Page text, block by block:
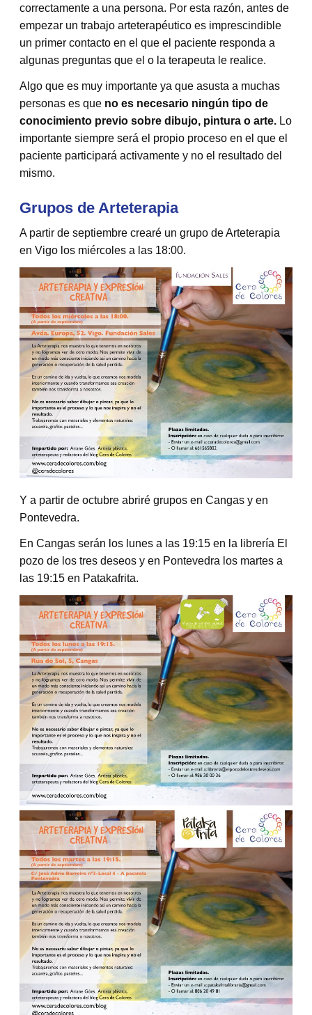
correctamente a una persona. Por esta razón, antes de
empezar un trabajo arteterapéutico es imprescindible
un primer contacto en el que el paciente responda a
algunas preguntas que el o la terapeuta le realice.
Algo que es muy importante ya que asusta a muchas
personas es que no es necesario ningún tipo de
conocimiento previo sobre dibujo, pintura o arte. Lo
importante siempre será el propio proceso en el que el
paciente participará activamente y no el resultado del
mismo.
Grupos de Arteterapia
A partir de septiembre crearé un grupo de Arteterapia
en Vigo los miércoles a las 18:00.
Y a partir de octubre abriré grupos en Cangas y en
Pontevedra.
En Cangas serán los lunes a las 19:15 en la librería El
pozo de los tres deseos y en Pontevedra los martes a
las 19:15 en Patakafrita.